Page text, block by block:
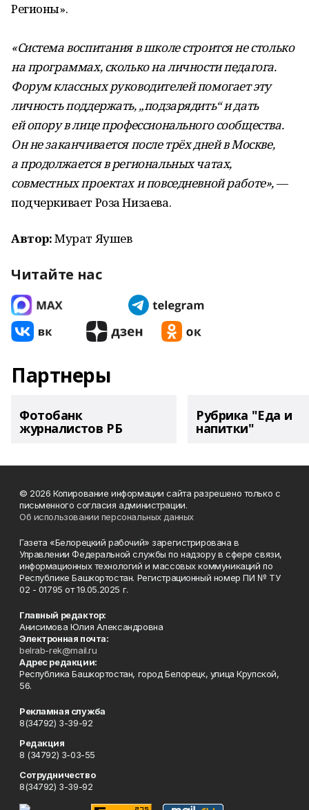
Регионы».
«Система воспитания в школе строится не столько
на программах, сколько на личности педагога.
Форум классных руководителей помогает эту
личность поддержать, „подзарядить“ и дать
ей опору в лице профессионального сообщества.
Он не заканчивается после трёх дней в Москве,
а продолжается в региональных чатах,
совместных проектах и повседневной работе»,—
подчеркивает Роза Низаева.
Автор:Мурат Яушев
Читайте нас
Партнеры
Фотобанк
журналистов РБ
Рубрика "Еда и
напитки"
© 2026 Копирование информации сайта разрешено только с
письменного согласия администрации.
Об использовании персональных данных
Газета «Белорецкий рабочий» зарегистрирована в
Управлении Федеральной службы по надзору в сфере связи,
информационных технологий и массовых коммуникаций по
Республике Башкортостан. Регистрационный номер ПИ № ТУ
02 - 01795 от 19.05.2025 г.
Главный редактор:
Анисимова Юлия Александровна
Электронная почта:
belrab-rek@mail.ru
Адрес редакции:
Республика Башкортостан, город Белорецк, улица Крупской,
56.
Рекламная служба
8(34792) 3-39-92
Редакция
8 (34792) 3-03-55
Сотрудничество
8(34792) 3-39-92